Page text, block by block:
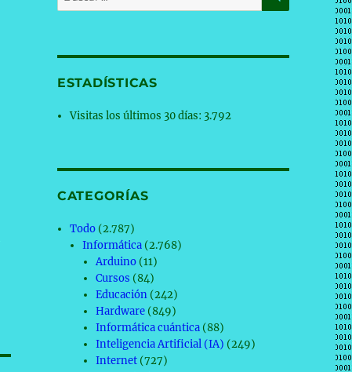
por:
ESTADÍSTICAS
Visitas los últimos 30 días: 3.792
CATEGORÍAS
Todo (2.787)
Informática (2.768)
Arduino(11)
Cursos (84)
Educación(242)
Hardware(849)
Informática cuántica(88)
Inteligencia Artificial (IA) (249)
Internet(727)